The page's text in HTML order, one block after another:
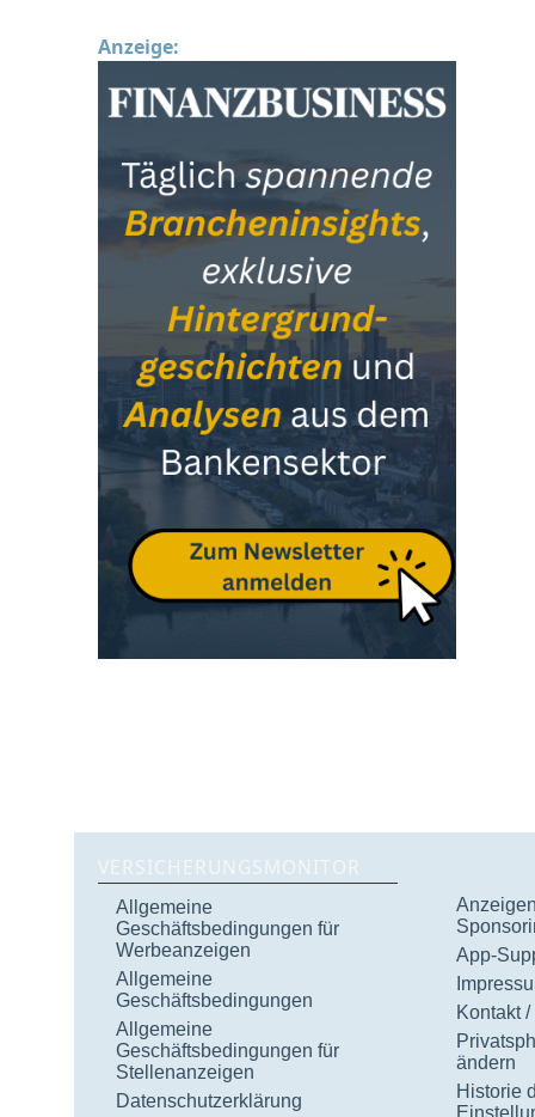
Anzeige:
VERSICHERUNGSMONITOR
Allgemeine
Geschäftsbedingungen für
Werbeanzeigen
Allgemeine
Geschäftsbedingungen
Allgemeine
Geschäftsbedingungen für
Stellenanzeigen
Datenschutzerklärung
App-
Kontakt
ändern
Historie